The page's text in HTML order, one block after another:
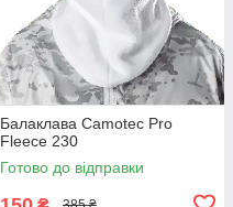
Балаклава Camotec Pro
Fleece 230
Готово до відправки